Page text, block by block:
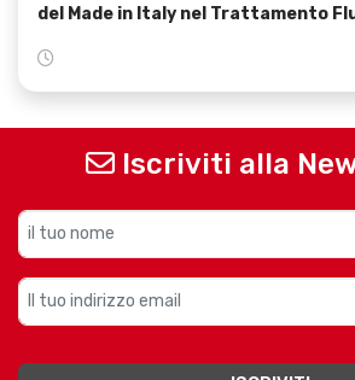
del Made in Italy nel Trattamento
Iscriviti alla